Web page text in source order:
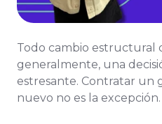
Todo cambio estructural
generalmente, una
estresante. Contratar un
nuevo no es la excepción.